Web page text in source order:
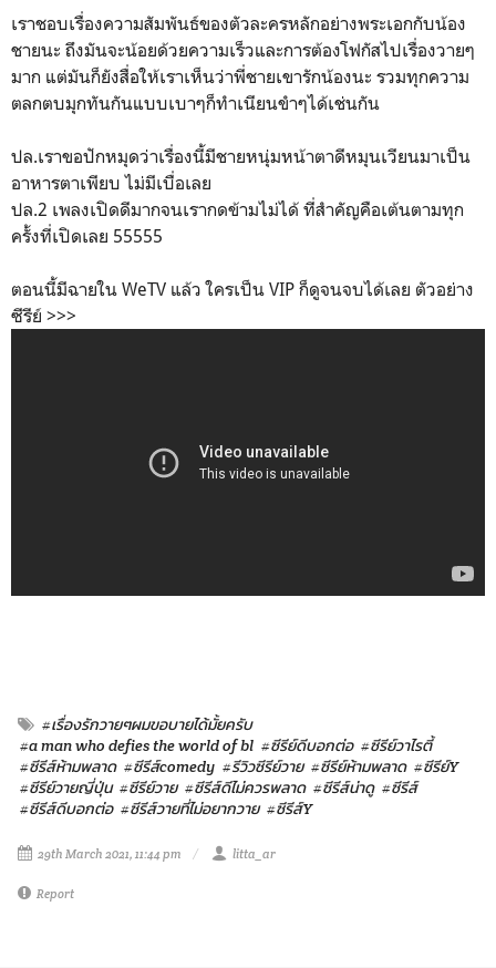
เราชอบเรื่องความสัมพันธ์ของตัวละครหลักอย่างพระเอกกับน้อง
ชายนะ ถึงมันจะน้อยด้วยความเร็วและการต้องโฟกัสไปเรื่องวายๆ
มาก แต่มันก็ยังสื่อให้เราเห็นว่าพี่ชายเขารักน้องนะ รวมทุกความ
ตลกตบมุกทันกันแบบเบาๆก็ทำเนียนขำๆได้เช่นกัน
ปล.เราขอปักหมุดว่าเรื่องนี้มีชายหนุ่มหน้าตาดีหมุนเวียนมาเป็น
อาหารตาเพียบ ไม่มีเบื่อเลย
ปล.2 เพลงเปิดดีมากจนเรากดข้ามไม่ได้ ที่สำคัญคือเต้นตามทุก
ครั้งที่เปิดเลย 55555
ตอนนี้มีฉายใน WeTV แล้ว ใครเป็น VIP ก็ดูจนจบได้เลย ตัวอย่าง
ซีรีย์ >>>
#เรื่องรักวายๆผมขอบายได้มั้ยครับ
#a man who defies the world of bl #ซีรีย์ดีบอกต่อ #ซีรีย์วาไรตี้
#ซีรีส์ห้ามพลาด #ซีรีส์comedy #รีวิวซีรีย์วาย #ซีรีย์ห้ามพลาด #ซีรีย์Y
#ซีรีย์วายญี่ปุ่น #ซีรีย์วาย #ซีรีส์ดีไม่ควรพลาด #ซีรีส์น่าดู #ซีรีส์
#ซีรีส์ดีบอกต่อ #ซีรีส์วายที่ไม่อยากวาย #ซีรีส์Y
29th March 2021, 11:44 pm litta_ar
Report